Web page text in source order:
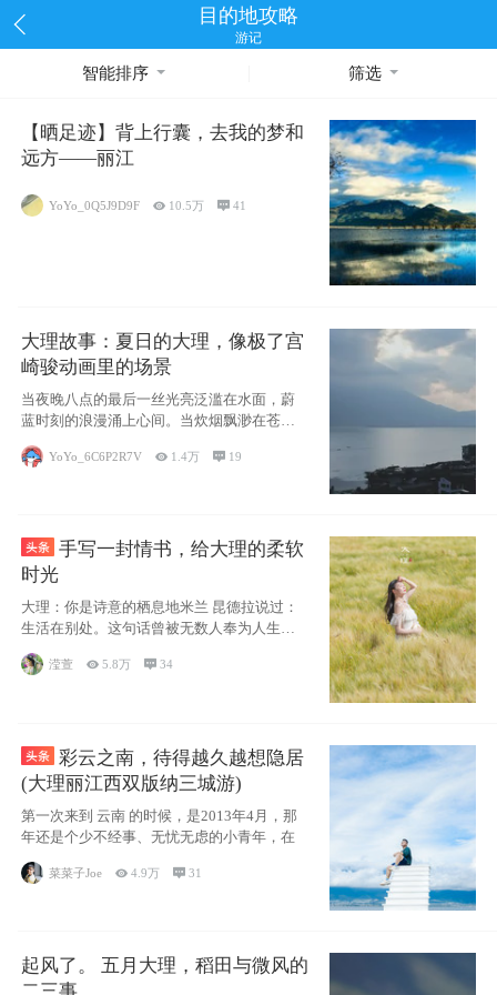
目的地攻略
游记
智能排序 筛选
【晒足迹】背上行囊，去我的梦和
远方——丽江
YoYo_0Q5J9D9F  10.5万 41
大理故事：夏日的大理，像极了宫
崎骏动画里的场景
当夜晚八点的最后一丝光亮泛滥在水面，蔚
蓝时刻的浪漫涌上心间。当炊烟飘渺在苍山
YoYo_6C6P2R7V  1.4万  19
手写一封情书，给大理的柔软
时光
大理：你是诗意的栖息地米兰 昆德拉说过：
生活在别处。这句话曾被无数人奉为人生信
条，并
滢萱 5.8万 34
彩云之南，待得越久越想隐居
(大理丽江西双版纳三城游)
第一次来到 云南 的时候，是2013年4月，那
年还是个少不经事、无忧无虑的小青年，在
菜菜子Joe 4.9万  31
起风了。 五月大理，稻田与微风的